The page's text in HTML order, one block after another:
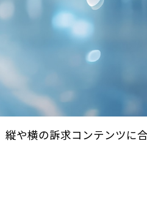
や横の訴求コンテンツに